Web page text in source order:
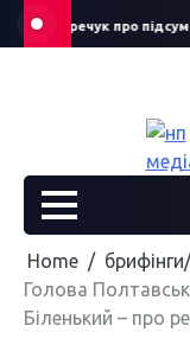
Skip
Смеречук про
Home
Голова
Біленький – про